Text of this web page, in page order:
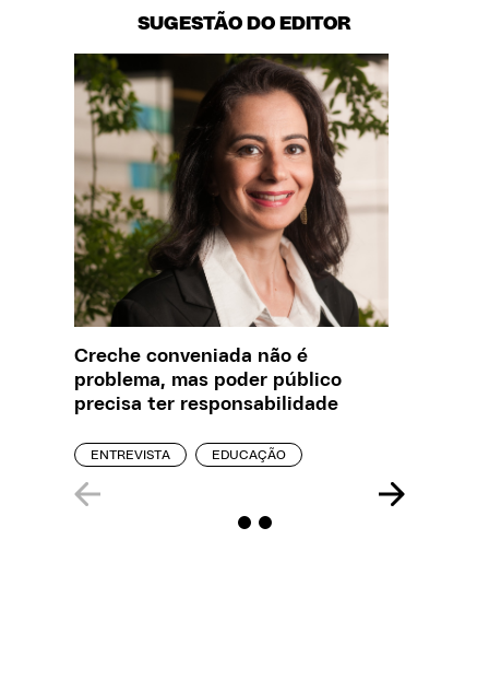
SUGESTÃO DO EDITOR
Creche conveniada não é
problema, mas poder público
precisa ter responsabilidade
ENTREVISTA EDUCAÇÃO